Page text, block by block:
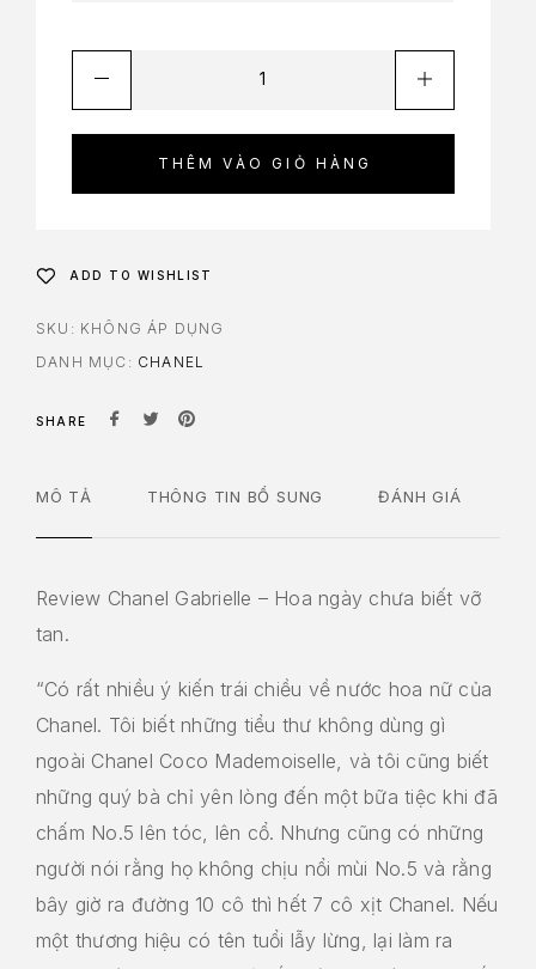
THÊM VÀO GIỎ HÀNG
ADD TO WISHLIST
SKU: KHÔNG ÁP DỤNG
DANH MỤC: CHANEL
SHARE
MÔ TẢ THÔNG TIN BỔ SUNG ĐÁNH GIÁ
Review Chanel Gabrielle – Hoa ngày chưa biết vỡ
tan.
“Có rất nhiều ý kiến trái chiều về nước hoa nữ của
Chanel. Tôi biết những tiểu thư không dùng gì
ngoài Chanel Coco Mademoiselle, và tôi cũng biết
những quý bà chỉ yên lòng đến một bữa tiệc khi đã
chấm No.5 lên tóc, lên cổ. Nhưng cũng có những
người nói rằng họ không chịu nổi mùi No.5 và rằng
bây giờ ra đường 10 cô thì hết 7 cô xịt Chanel. Nếu
một thương hiệu có tên tuổi lẫy lừng, lại làm ra